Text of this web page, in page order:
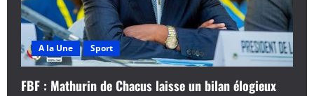
A la Une Sport
FBF : Mathurin de Chacus laisse un bilan élogieux